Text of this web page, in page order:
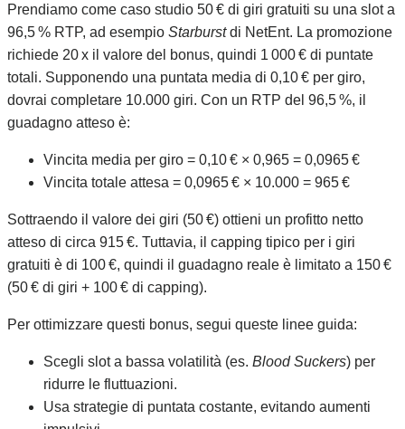
Prendiamo come caso studio 50 € di giri gratuiti su una slot a
96,5 % RTP, ad esempio Starburstdi NetEnt. La promozione
richiede 20 x il valore del bonus, quindi 1 000 € di puntate
totali. Supponendo una puntata media di 0,10 € per giro,
dovrai completare 10.000 giri. Con un RTP del 96,5 %, il
guadagno atteso è:
Vincita media per giro = 0,10 € × 0,965 = 0,0965 €
Vincita totale attesa = 0,0965 € × 10.000 = 965 €
Sottraendo il valore dei giri (50 €) ottieni un profitto netto
atteso di circa 915 €. Tuttavia, il capping tipico per i giri
gratuiti è di 100 €, quindi il guadagno reale è limitato a 150 €
(50 € di giri + 100 € di capping).
Per ottimizzare questi bonus, segui queste linee guida:
Scegli slot a bassa volatilità (es. Blood Suckers) per
ridurre le fluttuazioni.
Usa strategie di puntata costante, evitando aumenti